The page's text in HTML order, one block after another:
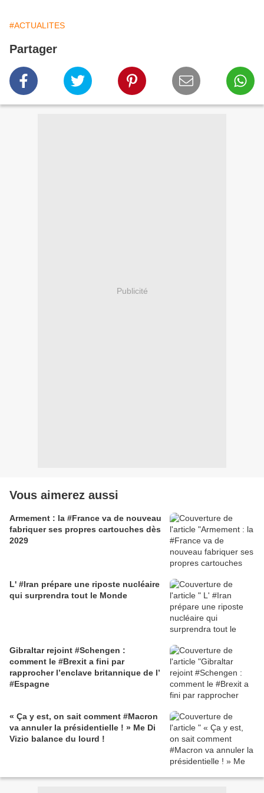
#ACTUALITES
Partager
Publicité
Vous aimerez aussi
Armement : la #France va de nouveau
fabriquer ses propres cartouches dès
2029
L' #Iran prépare une riposte nucléaire
qui surprendra tout le Monde
Gibraltar rejoint #Schengen :
comment le #Brexit a fini par
rapprocher l’enclave britannique de l’
#Espagne
« Ça y est, on sait comment #Macron
va annuler la présidentielle ! » Me Di
Vizio balance du lourd !